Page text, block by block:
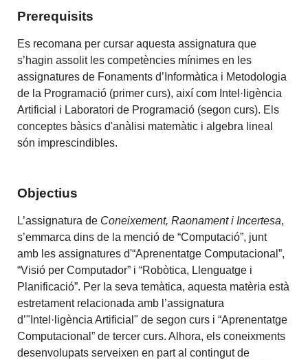
Prerequisits
Es recomana per cursar aquesta assignatura que
s’hagin assolit les competències mínimes en les
assignatures de Fonaments d’Informàtica i Metodologia
de la Programació (primer curs), així com Intel·ligència
Artificial i Laboratori de Programació (segon curs). Els
conceptes bàsics d'anàlisi matemàtic i algebra lineal
són imprescindibles.
Objectius
L’assignatura de Coneixement, Raonament i Incertesa,
s’emmarca dins de la menció de “Computació”, junt
amb les assignatures d'“Aprenentatge Computacional”,
“Visió per Computador” i “Robòtica, Llenguatge i
Planificació”. Per la seva temàtica, aquesta matèria està
estretament relacionada amb l’assignatura
d’"Intel·ligència Artificial" de segon curs i “Aprenentatge
Computacional” de tercer curs. Alhora, els coneixments
desenvolupats serveixen en part al contingut de